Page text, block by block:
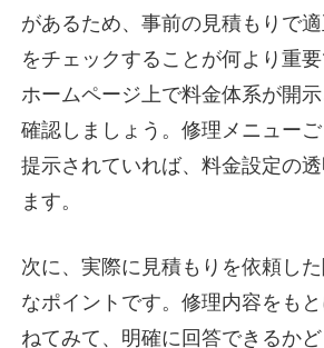
があるため、事前の見積もりで
をチェックすることが何より重要
ホームページ上で料金体系が開
確認しましょう。修理メニュー
提示されていれば、料金設定の
ます。
次に、実際に見積もりを依頼し
なポイントです。修理内容をも
ねてみて、明確に回答できるか